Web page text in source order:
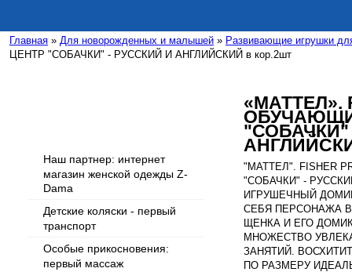
Главная » Для новорожденных и малышей » Развивающие игрушки
ЦЕНТР "СОБАЧКИ" - РУССКИЙ И АНГЛИЙСКИЙ в кор.2шт
Наш партнер: интернет
магазин женской одежды Z-
Dama
Детские коляски - первый
транспорт
Особые прикосновения:
первый массаж
«МАТТЕЛ».
"СОБАЧКИ"
"МАТТЕЛ". FISHER
"СОБАЧКИ" -
ИГРУШЕЧНЫЙ
СЕБЯ ПЕРСОНАЖА
ЩЕНКА И ЕГО
МНОЖЕСТВО
ЗАНЯТИЙ.
ПО РАЗМЕРУ